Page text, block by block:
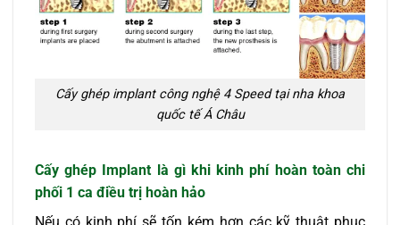
Cấy ghép implant công nghệ 4 Speed tại nha khoa
quốc tế Á Châu
Cấy ghép Implant là gì khi kinh phí hoàn toàn chi
phối 1 ca điều trị hoàn hảo